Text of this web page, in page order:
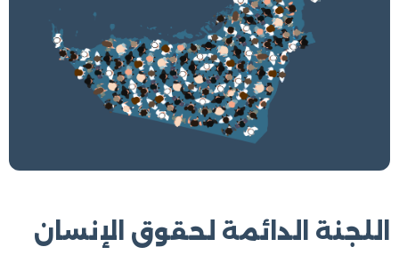
اللجنة الدائمة لحقوق الإنسان​​